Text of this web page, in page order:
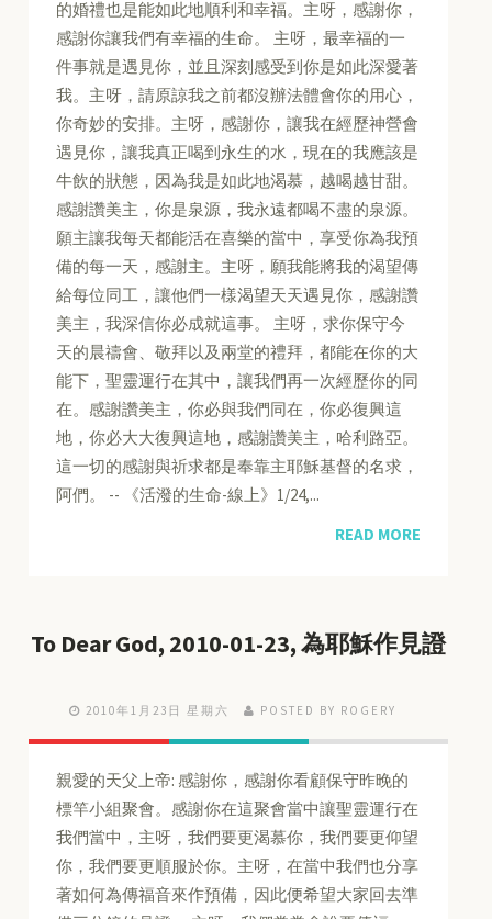
的婚禮也是能如此地順利和幸福。主呀，感謝你，
感謝你讓我們有幸福的生命。 主呀，最幸福的一
件事就是遇見你，並且深刻感受到你是如此深愛著
我。主呀，請原諒我之前都沒辦法體會你的用心，
你奇妙的安排。主呀，感謝你，讓我在經歷神營會
遇見你，讓我真正喝到永生的水，現在的我應該是
牛飲的狀態，因為我是如此地渴慕，越喝越甘甜。
感謝讚美主，你是泉源，我永遠都喝不盡的泉源。
願主讓我每天都能活在喜樂的當中，享受你為我預
備的每一天，感謝主。主呀，願我能將我的渴望傳
給每位同工，讓他們一樣渴望天天遇見你，感謝讚
美主，我深信你必成就這事。 主呀，求你保守今
天的晨禱會、敬拜以及兩堂的禮拜，都能在你的大
能下，聖靈運行在其中，讓我們再一次經歷你的同
在。感謝讚美主，你必與我們同在，你必復興這
地，你必大大復興這地，感謝讚美主，哈利路亞。
這一切的感謝與祈求都是奉靠主耶穌基督的名求，
阿們。 -- 《活潑的生命-線上》1/24,...
READ MORE
To Dear God, 2010-01-23, 為耶穌作見證
2010年1月23日 星期六 POSTED BY ROGERY
親愛的天父上帝: 感謝你，感謝你看顧保守昨晚的
標竿小組聚會。感謝你在這聚會當中讓聖靈運行在
我們當中，主呀，我們要更渴慕你，我們要更仰望
你，我們要更順服於你。主呀，在當中我們也分享
著如何為傳福音來作預備，因此便希望大家回去準